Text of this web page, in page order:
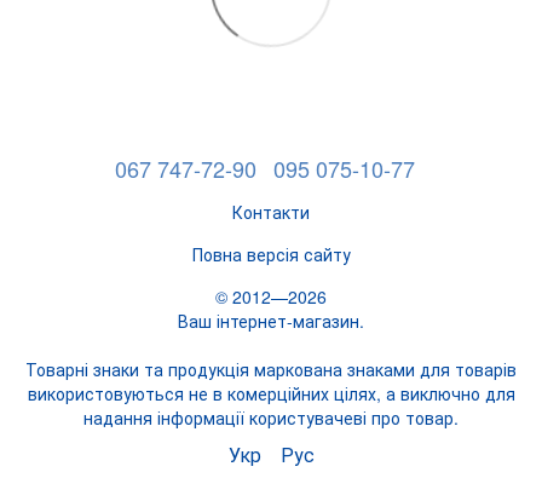
067 747-72-90 095 075-10-77
Контакти
Повна версія сайту
© 2012—2026
Ваш інтернет-магазин.
Товарні знаки та продукція маркована знаками для товарів
використовуються не в комерційних цілях, а виключно для
надання інформації користувачеві про товар.
Укр Рус